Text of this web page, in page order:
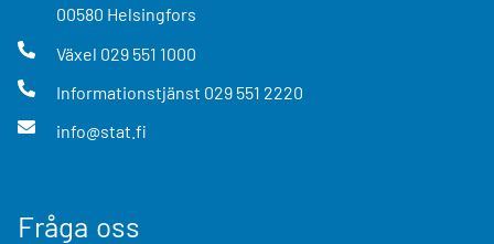
00580 Helsingfors
Växel 029 551 1000
Informationstjänst 029 551 2220
info@stat.fi
Fråga oss